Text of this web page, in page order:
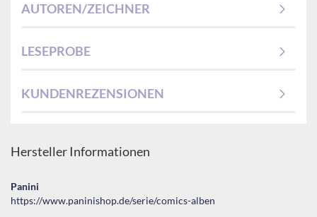
AUTOREN/ZEICHNER
LESEPROBE
KUNDENREZENSIONEN
Hersteller Informationen
Panini
https://www.paninishop.de/serie/comics-alben